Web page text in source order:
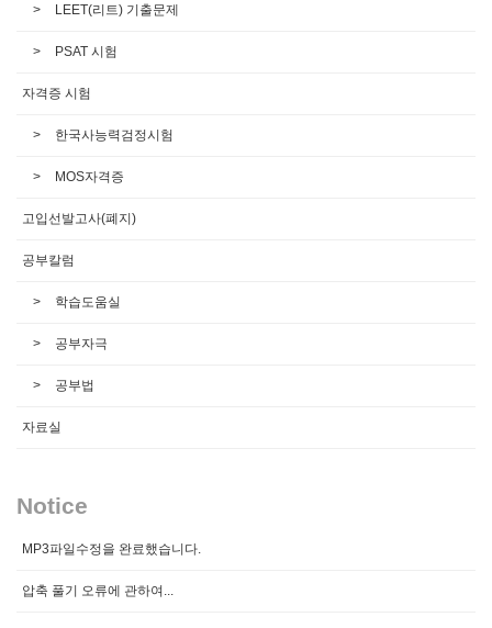
LEET(리트) 기출문제
PSAT 시험
자격증 시험
한국사능력검정시험
MOS자격증
고입선발고사(폐지)
공부칼럼
학습도움실
공부자극
공부법
자료실
Notice
MP3파일수정을 완료했습니다.
압축 풀기 오류에 관하여...